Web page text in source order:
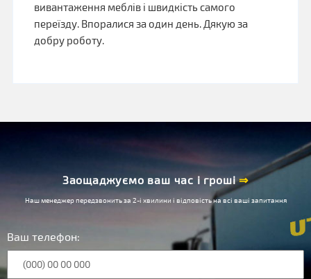
вивантаження меблів і швидкість самого
переїзду. Впоралися за один день. Дякую за
добру роботу.
Заощаджуємо ваш час і гроші⇒
Наш менеджер передзвонить за 2-і хвилини і відповість на всі ваші запитання
Ваш телефон: